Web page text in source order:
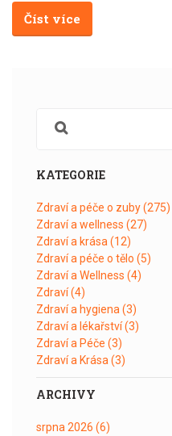
Číst více
KATEGORIE
Zdraví a péče o zuby(275)
Zdraví a wellness (27)
Zdraví a krása (12)
Zdraví a péče o tělo (5)
Zdraví a Wellness (4)
Zdraví(4)
Zdraví a hygiena (3)
Zdraví a lékařství(3)
Zdraví a Péče (3)
Zdraví a Krása (3)
ARCHIVY
srpna 2026 (6)